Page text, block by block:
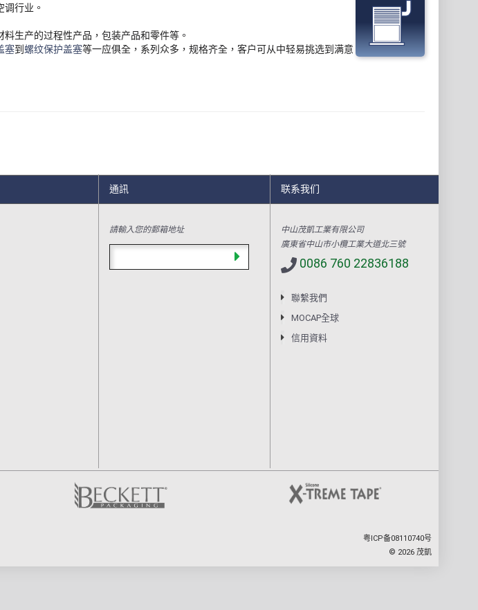
行业。
生产的过程性产品，包装产品和零件等。
塞到 螺纹保护盖塞等一应俱全，系列众多，规格齐全，客户可从中轻易挑选到满意
通訊
請輸入您的郵箱地址
联系我们
中山茂凱工業有限公司
廣東省中山市小欖工業大道北三號
0086 760 22836188
聯繫我們
MOCAP全球
信用資料
粤ICP备08110740号
© 2026 茂凱